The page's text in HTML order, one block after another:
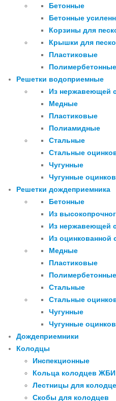
Бетонные
Бетонные
Корзины для
Крышки для
Пластиковые
Полимербетонные
Решетки водоприемные
Из нержавеющей
Медные
Пластиковые
Полиамидные
Стальные
Стальные
Чугунные
Чугунные
Решетки дождеприемника
Бетонные
Из
Из нержавеющей
Из оцинкованной
Медные
Пластиковые
Полимербетонные
Стальные
Стальные
Чугунные
Чугунные
Дождеприемники
Колодцы
Инспекционные
Кольца колодцев ЖБИ
Лестницы для
Скобы для колодцев